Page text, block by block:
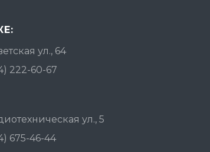
ул., 64
222-60-67
ул., 5
675-46-44